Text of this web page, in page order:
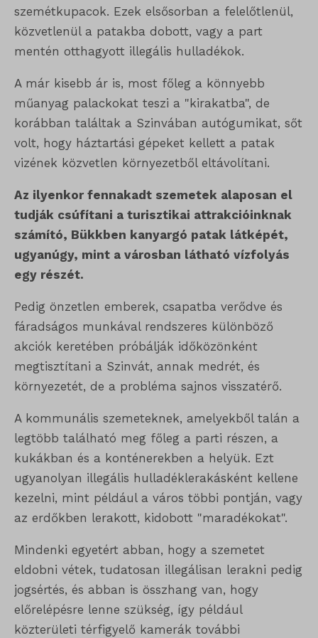
szemétkupacok. Ezek elsősorban a felelőtlenül,
közvetlenül a patakba dobott, vagy a part
mentén otthagyott illegális hulladékok.
A már kisebb ár is, most főleg a könnyebb
műanyag palackokat teszi a "kirakatba", de
korábban találtak a Szinvában autógumikat, sőt
volt, hogy háztartási gépeket kellett a patak
vizének közvetlen környezetből eltávolítani.
Az ilyenkor fennakadt szemetek alaposan el
tudják csúfítani a turisztikai attrakcióinknak
számító, Bükkben kanyargó patak látképét,
ugyanúgy, mint a városban látható vízfolyás
egy részét.
Pedig önzetlen emberek, csapatba verődve és
fáradságos munkával rendszeres különböző
akciók keretében próbálják időközönként
megtisztítani a Szinvát, annak medrét, és
környezetét, de a probléma sajnos visszatérő.
A kommunális szemeteknek, amelyekből talán a
legtöbb található meg főleg a parti részen, a
kukákban és a konténerekben a helyük. Ezt
ugyanolyan illegális hulladéklerakásként kellene
kezelni, mint például a város többi pontján, vagy
az erdőkben lerakott, kidobott "maradékokat".
Mindenki egyetért abban, hogy a szemetet
eldobni vétek, tudatosan illegálisan lerakni pedig
jogsértés, és abban is összhang van, hogy
előrelépésre lenne szükség, így például
közterületi térfigyelő kamerák további